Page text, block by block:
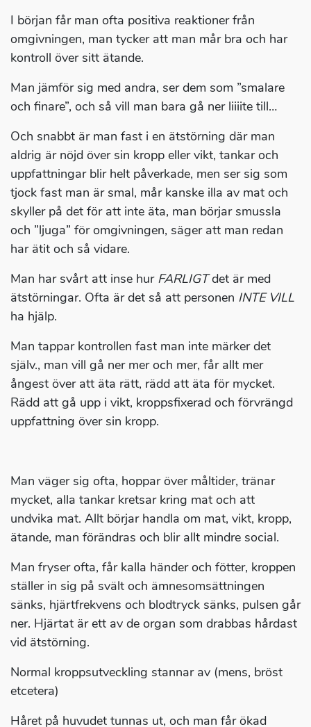
I början får man ofta positiva reaktioner från
omgivningen, man tycker att man mår bra och har
kontroll över sitt ätande.
Man jämför sig med andra, ser dem som ”smalare
och finare”, och så vill man bara gå ner liiiite till…
Och snabbt är man fast i en ätstörning där man
aldrig är nöjd över sin kropp eller vikt, tankar och
uppfattningar blir helt påverkade, men ser sig som
tjock fast man är smal, mår kanske illa av mat och
skyller på det för att inte äta, man börjar smussla
och ”ljuga” för omgivningen, säger att man redan
har ätit och så vidare.
Man har svårt att inse hurFARLIGTdet är med
ätstörningar. Ofta är det så att personen INTE VILL
ha hjälp.
Man tappar kontrollen fast man inte märker det
själv., man vill gå ner mer och mer, får allt mer
ångest över att äta rätt, rädd att äta för mycket.
Rädd att gå upp i vikt, kroppsfixerad och förvrängd
uppfattning över sin kropp.
Man väger sig ofta, hoppar över måltider, tränar
mycket, alla tankar kretsar kring mat och att
undvika mat. Allt börjar handla om mat, vikt, kropp,
ätande, man förändras och blir allt mindre social.
Man fryser ofta, får kalla händer och fötter, kroppen
ställer in sig på svält och ämnesomsättningen
sänks, hjärtfrekvens och blodtryck sänks, pulsen går
ner. Hjärtat är ett av de organ som drabbas hårdast
vid ätstörning.
Normal kroppsutveckling stannar av (mens, bröst
etcetera)
Håret på huvudet tunnas ut, och man får ökad